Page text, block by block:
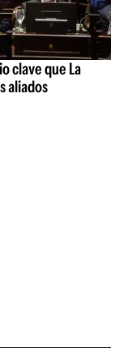
clave que La
aliados